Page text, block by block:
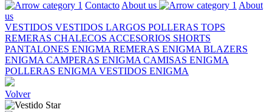
Contacto About us
About
us
VESTIDOS VESTIDOS LARGOS POLLERAS TOPS
REMERAS CHALECOS ACCESORIOS SHORTS
PANTALONES ENIGMA REMERAS ENIGMA BLAZERS
ENIGMA CAMPERAS ENIGMA CAMISAS ENIGMA
POLLERAS ENIGMA VESTIDOS ENIGMA
Volver